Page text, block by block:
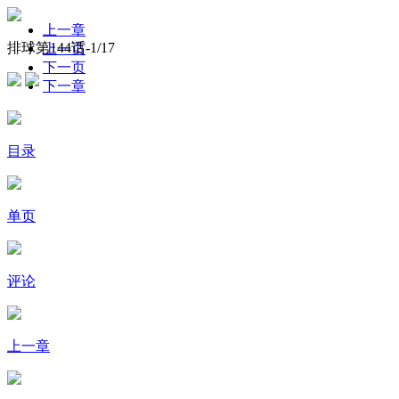
排球第144话-1/17
上一章
上一页
下一页
下一章
目录
单页
评论
上一章